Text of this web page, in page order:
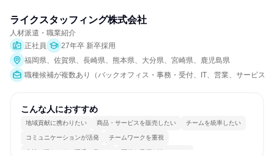
ライクスタッフィング株式会社
人材派遣・職業紹介
正社員
27年卒 新卒採用
福岡県、佐賀県、長崎県、熊本県、大分県、宮崎県、鹿児島県
職種候補が複数あり（バックオフィス・事務・受付、IT、営業、サービス
こんな人におすすめ
地域貢献に携わりたい 商品・サービスを販売したい チームを統率したい
コミュニケーションが活発 チームワークを重視
女性が働きやすい環境で働ける 明確な目標を追いかける